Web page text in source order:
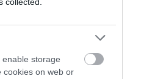
storage
cookies on web or